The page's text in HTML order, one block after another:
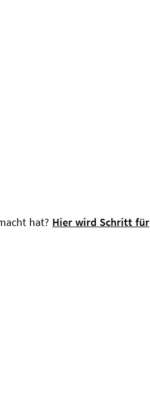
hat? Hier wird Schritt für